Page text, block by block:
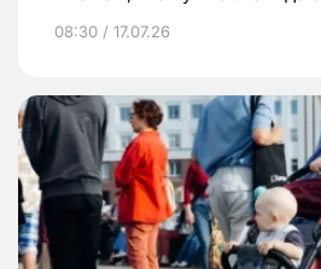
08:30 / 17.07.26